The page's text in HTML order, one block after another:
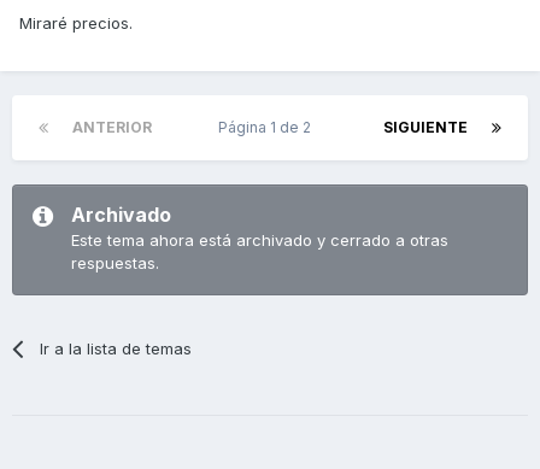
Miraré precios.
ANTERIOR SIGUIENTE
Página 1 de 2
Archivado
Este tema ahora está archivado y cerrado a otras
respuestas.
Ir a la lista de temas